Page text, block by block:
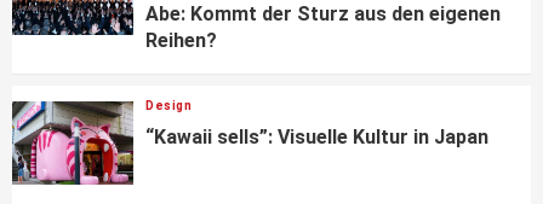
Abe: Kommt der Sturz aus den eigenen
Reihen?
Design
“Kawaii sells”: Visuelle Kultur in Japan